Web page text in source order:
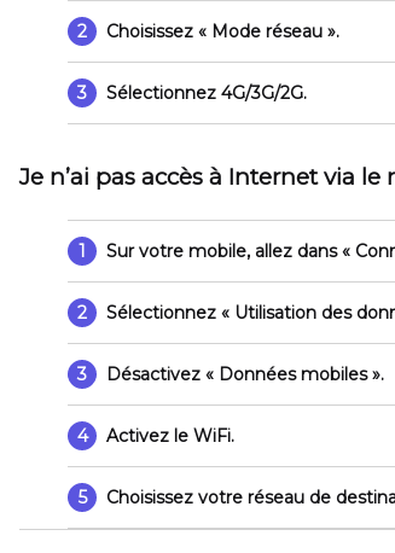
2 Choisissez « Mode réseau ».
3 Sélectionnez 4G/3G/2G.
Je n’ai pas accès à Internet via
1 Sur votre mobile, allez dans«
2 Sélectionnez « Utilisation des
3 Désactivez « Données mobiles ».
4 Activez le WiFi.
5 Choisissez votre réseau de